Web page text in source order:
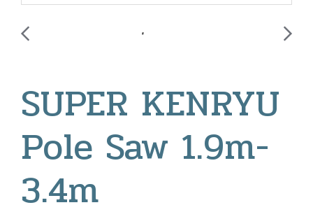
SUPER KENRYU
Pole Saw 1.9m-
3.4m